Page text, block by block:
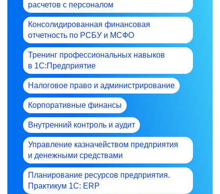
расчетов с персоналом
Консолидированная финансовая
отчетность по РСБУ и МСФО
Тренинг профессиональных навыков
в 1С:Предприятие
Налоговое право и администрирование
Корпоративные финансы
Внутренний контроль и аудит
Управление казначейством предприятия
и денежными средствами
Планирование ресурсов предприятия.
Практикум 1C: ERP